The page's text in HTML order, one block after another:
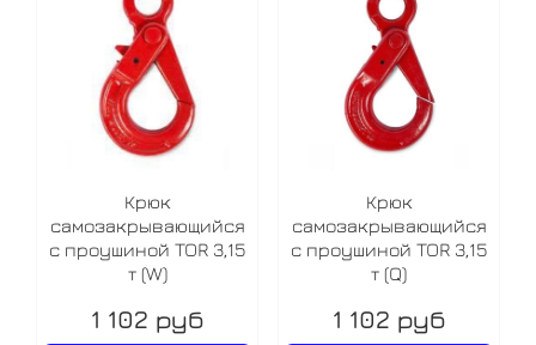
Крюк
самозакрывающийся
с проушиной TOR 3,15
т (W)
1 102 руб
Крюк
самозакрывающийся
с проушиной TOR 3,15
т (Q)
1 102 руб